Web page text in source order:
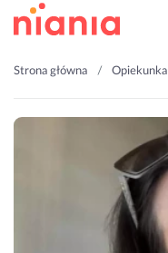
Strona główna Opiekunka